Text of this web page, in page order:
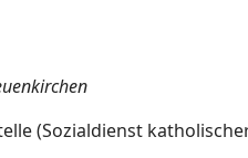
(Sozialdienst